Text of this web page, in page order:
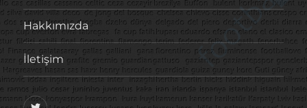
Hakkımızda
İletişim
@footballove